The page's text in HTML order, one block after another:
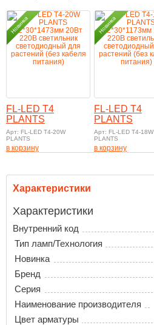
FL-LED T4
PLANTS
Арт: FL-LED T4-20W
PLANTS
в корзину
FL-LED T4
PLANTS
Арт: FL-LED T4-18W
PLANTS
в корзину
Характеристики
Характеристики
Внутренний код
Тип ламп/Технология
Новинка
Бренд
Серия
Наименование производителя
Цвет арматуры